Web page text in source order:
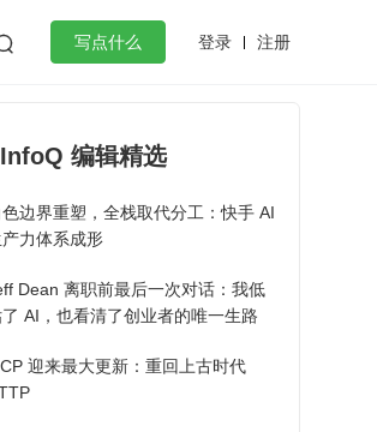
写点什么 登录 注册
架构 flutter
InfoQ 编辑精选
边界重塑，全栈取代分工：快手 AI
力体系成形
Dean 离职前最后一次对话：我低
AI，也看清了创业者的唯一生路
迎来最大更新：重回上古时代